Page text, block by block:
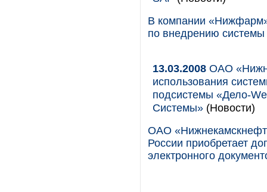
В компании
по внедрению системы
13.03.2008 ОАО
использования
подсистемы «Дело-
Системы» (Новости)
ОАО
России приобретает
электронного